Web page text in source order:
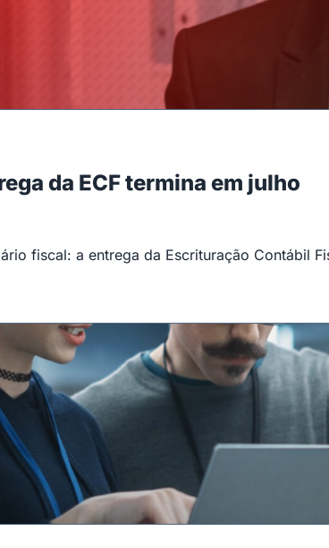
da ECF termina em julho
fiscal: a entrega da Escrituração Contábil